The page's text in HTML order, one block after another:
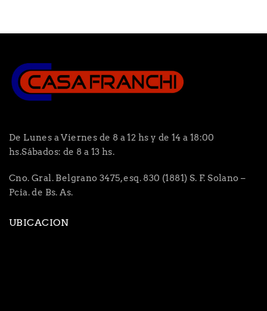
De Lunes a Viernes de 8 a 12 hs y de 14 a 18:00
hs.Sábados: de 8 a 13 hs.
Cno. Gral. Belgrano 3475, esq. 830 (1881) S. F. Solano –
Pcia. de Bs. As.
UBICACION